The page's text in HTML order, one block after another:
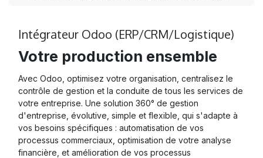
Intégrateur Odoo (ERP/CRM/Logistique)
Votre production ensemble
Avec Odoo, optimisez votre organisation, centralisez le
contrôle de gestion et la conduite de tous les services de
votre entreprise. Une solution 360° de gestion
d'entreprise, évolutive, simple et flexible, qui s'adapte à
vos besoins spécifiques : automatisation de vos
processus commerciaux, optimisation de votre analyse
financière, et amélioration de vos processus